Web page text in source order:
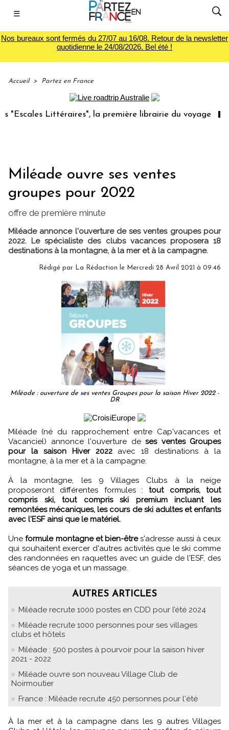
☰
Nos bureaux sont fermés du 27/07 au 16/08. Retour de la newsletter
quotidienne le 24/08/2026. Bel été !
Accueil > Partez en France
Littéraires", la première librairie du voyage Le
Miléade ouvre ses ventes
groupes pour 2022
offre de première minute
Miléade annonce l'ouverture de ses ventes groupes pour
2022. Le spécialiste des clubs vacances proposera 18
destinations à la montagne, à la mer et à la campagne.
Rédigé par La Rédaction le Mercredi 28 Avril 2021 à 09:46
Miléade : ouverture de ses ventes Groupes pour la saison Hiver 2022 -
DR
Miléade (né du rapprochement entre Cap'vacances et
Vacanciel) annonce l'ouverture de ses ventes Groupes
pour la saison Hiver 2022avec 18 destinations à la
montagne, à la mer et à la campagne.
À la montagne, les 9 Villages Clubs à la neige
proposeront différentes formules :tout compris, tout
compris ski, tout compris ski premium incluant les
remontées mécaniques, les cours de ski adultes et enfants
avec l'ESF ainsi que le matériel.
Une formule montagne et bien-êtres'adresse aussi à ceux
qui souhaitent exercer d'autres activités que le ski comme
des randonnées en raquettes avec un guide de l'ESF, des
séances de yoga et un massage.
AUTRES ARTICLES
Miléade recrute 1000 postes en CDD pour l’été 2024
Miléade recrute 1000 personnes pour ses villages
clubs et hôtels
Miléade : 500 postes à pourvoir pour la saison hiver
2021 - 2022
Miléade ouvre son nouveau Village Club de
Noirmoutier
France : Miléade recrute 450 personnes pour l'été
À la mer et à la campagne dans les 9 autres Villages